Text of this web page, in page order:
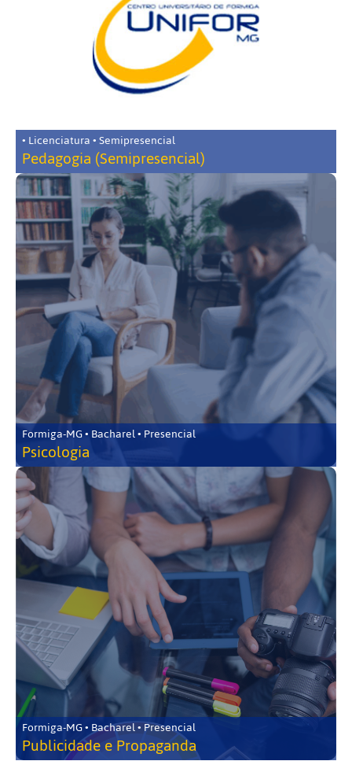
• Licenciatura • Semipresencial
Pedagogia (Semipresencial)
Formiga-MG • Bacharel • Presencial
Psicologia
Formiga-MG • Bacharel • Presencial
Publicidade e Propaganda